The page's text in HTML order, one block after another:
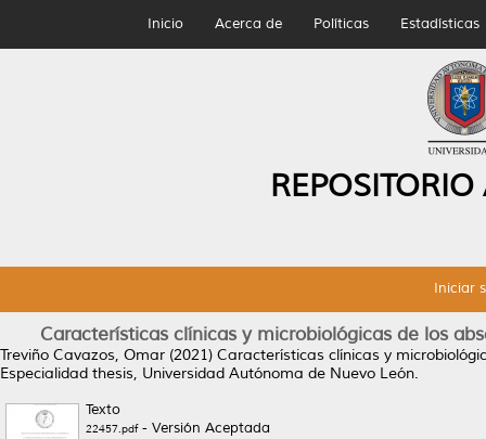
Inicio Acerca de Políticas Estadísticas
Iniciar
Características clínicas y microbiológicas de los
Treviño Cavazos, Omar (2021) Características clínicas y
Especialidad thesis, Universidad Autónoma de Nuevo León.
Texto
22457.pdf- Versión Aceptada